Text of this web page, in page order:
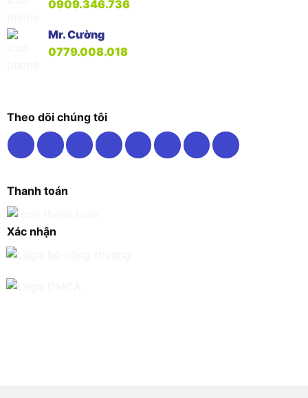
0909.346.736
Mr. Cường
0779.008.018
Theo dõi chúng tôi
Thanh toán
Xác nhận